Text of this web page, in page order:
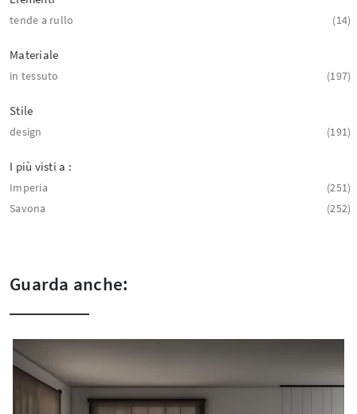
tende a rullo 14
Materiale
in tessuto 197
Stile
design 191
I più visti a :
Imperia
251
Savona
252
Guarda anche: